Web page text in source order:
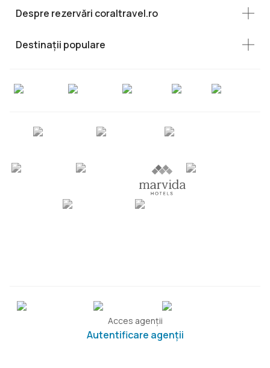
Despre rezervări coraltravel.ro
Destinații populare
Acces agenții
Autentificare agenții